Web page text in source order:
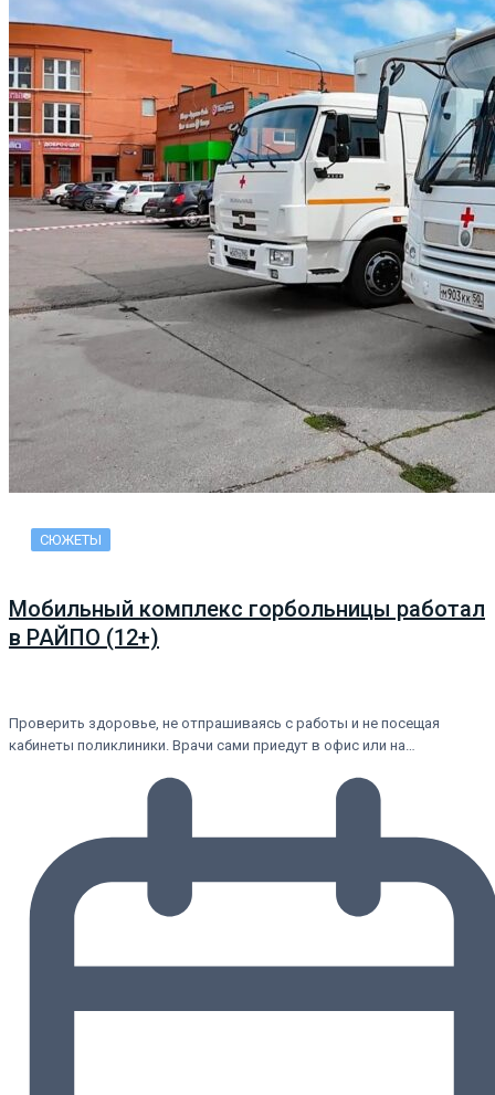
СЮЖЕТЫ
Мобильный комплекс горбольницы работал
в РАЙПО (12+)
Проверить здоровье, не отпрашиваясь с работы и не посещая
кабинеты поликлиники. Врачи сами приедут в офис или на…